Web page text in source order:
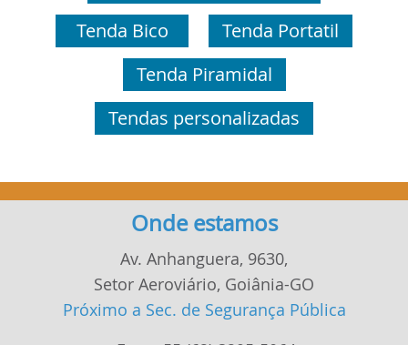
Tenda Bico
Tenda Portatil
Tenda Piramidal
Tendas personalizadas
Onde estamos
Av. Anhanguera, 9630,
Setor Aeroviário, Goiânia-GO
Próximo a Sec. de Segurança Pública